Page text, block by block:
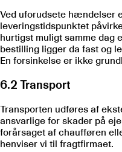
Ved uforudsete hændelser
leveringstidspunktet
hurtigst muligt samme dag
bestilling ligger da fast og
En forsinkelse er ikke
6.2 Transport
Transporten udføres af
ansvarlige for skader på
forårsaget af chaufføren
henviser vi til fragtfirmaet.